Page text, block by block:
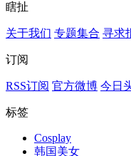
瞎扯
关于我们 专题集合 寻求
订阅
RSS订阅 官方微博 今日
标签
Cosplay
韩国美女